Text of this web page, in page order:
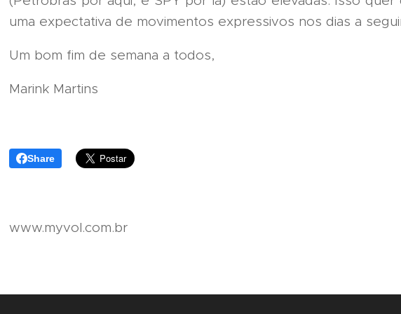
uma expectativa de movimentos expressivos nos dias a
Um bom fim de semana a todos,
Marink Martins
Share
www.myvol.com.br